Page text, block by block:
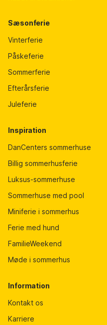
Sæsonferie
Vinterferie
Påskeferie
Sommerferie
Efterårsferie
Juleferie
Inspiration
DanCenters sommerhuse
Billig sommerhusferie
Luksus-sommerhuse
Sommerhuse med pool
Miniferie i sommerhus
Ferie med hund
FamilieWeekend
Møde i sommerhus
Information
Kontakt os
Karriere